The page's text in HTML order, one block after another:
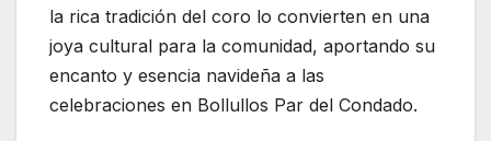
la rica tradición del coro lo convierten en una
joya cultural para la comunidad, aportando su
encanto y esencia navideña a las
celebraciones en Bollullos Par del Condado.